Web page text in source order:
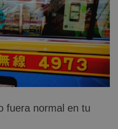
fuera normal en tu